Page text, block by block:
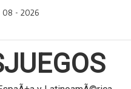
08 - 2026